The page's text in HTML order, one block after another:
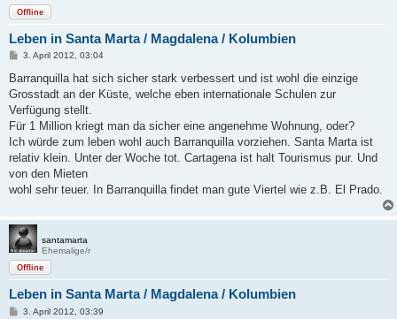
Offline
Leben in Santa Marta / Magdalena / Kolumbien
B
i
r
a
3. April 2012, 03:04
Barranquilla hat sich sicher stark verbessert und ist wohl die einzige
Grosstadt an der Küste, welche eben internationale Schulen zur
Verfügung stellt.
Für 1 Million kriegt man da sicher eine angenehme Wohnung, oder?
Ich würde zum leben wohl auch Barranquilla vorziehen. Santa Marta ist
relativ klein. Unter der Woche tot. Cartagena ist halt Tourismus pur. Und
von den Mieten
wohl sehr teuer. In Barranquilla findet man gute Viertel wie z.B. El Prado.
santamarta
Ehemalige/r
Offline
Leben in Santa Marta / Magdalena / Kolumbien
B3. April 2012, 03:39